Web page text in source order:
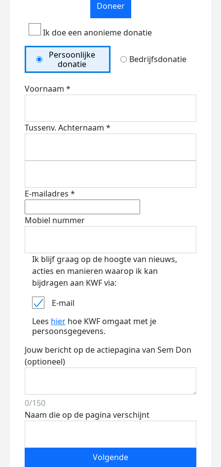
Doneer
Ik doe een anonieme donatie
Persoonlijke
donatie
Bedrijfsdonatie
Voornaam *
Tussenv. Achternaam *
E-mailadres *
Mobiel nummer
Ik blijf graag op de hoogte van nieuws,
acties en manieren waarop ik kan
bijdragen aan KWF via:
E-mail
Lees hier hoe KWF omgaat met je
persoonsgegevens.
Jouw bericht op de actiepagina van Sem Don
(optioneel)
0/150
Naam die op de pagina verschijnt
Volgende